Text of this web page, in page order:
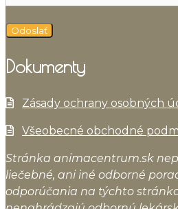
Dokumenty
Zásady ochrany osobných
Všeobecné obchodné
Stránka animacentrum.sk
liečebné, ani iné odborné
odporúčania na týchto